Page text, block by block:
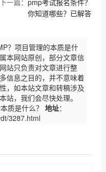
你知道哪些？已解答
？项目管理的本质是什
本网站原创，部分文章信
站只负责对文章进行整
信息之目的，并不意味着
，如本站文章和转稿涉及
站，我们会尽快处理。
质是什么？ 地址：
3287.html